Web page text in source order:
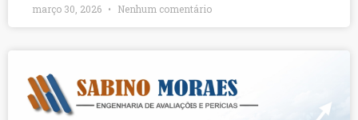
março 30, 2026 Nenhum comentário